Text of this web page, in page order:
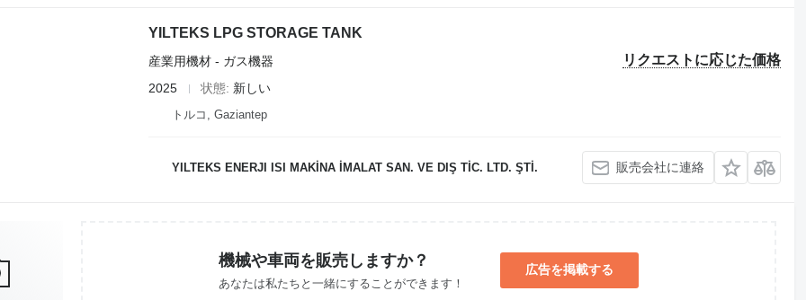
YILTEKS LPG STORAGE TANK
リクエストに応じた価格
産業用機材 - ガス機器
2025
状態 新しい
トルコ, Gaziantep
YILTEKS ENERJI ISI MAKİNA İMALAT SAN. VE DIŞ TİC. LTD. ŞTİ. 販売会社に連絡
機械や車両を販売しますか？
あなたは私たちと一緒にすることができます！
広告を掲載する